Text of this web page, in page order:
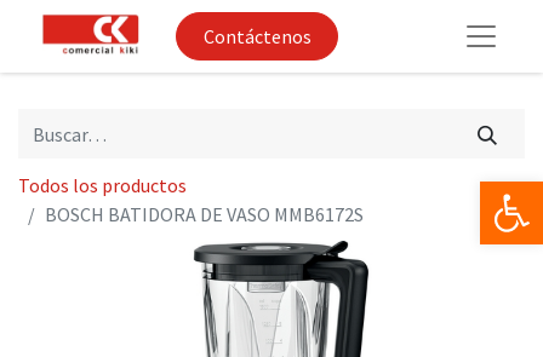
Contáctenos
Todos los productos
BOSCH BATIDORA DE VASO MMB6172S